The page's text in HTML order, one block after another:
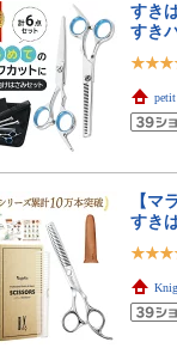
すき
すき
【マ
すき